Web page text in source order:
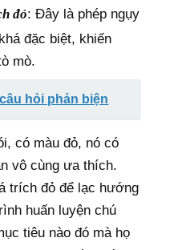
đỏ: Đây là phép ngụy
đặc biệt, khiến
mò.
hỏi phản biện
có màu đỏ, nó có
vô cùng ưa thích.
trích đỏ để lạc hướng
huấn luyện chú
tiêu nào đó mà họ